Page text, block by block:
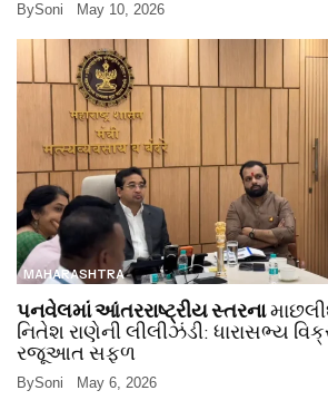
BySoni May 10, 2026
MAHARASHTRA
પનવેલમાં આંતરરાષ્ટ્રીય સ્તરના
નિતેશ રાણેની લીલીઝંડી: ધારાસભ્ય
રજૂઆત સફળ
BySoni May 6, 2026